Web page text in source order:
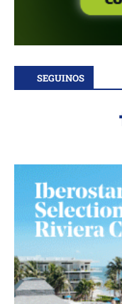
SEGUINOS